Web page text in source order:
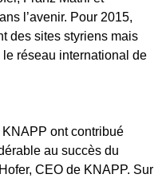
l’avenir. Pour 2015,
des sites styriens mais
réseau international de
ont contribué
au succès du
CEO de KNAPP. Sur